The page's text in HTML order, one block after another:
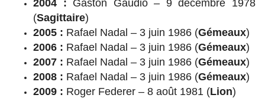
2004 : Gastón Gaudio – 9 décembre 1978
(Sagittaire)
2005 : Rafael Nadal – 3 juin 1986 (Gémeaux)
2006 : Rafael Nadal – 3 juin 1986 (Gémeaux)
2007 : Rafael Nadal – 3 juin 1986 (Gémeaux)
2008 : Rafael Nadal – 3 juin 1986 (Gémeaux)
2009 : Roger Federer – 8 août 1981 (Lion)